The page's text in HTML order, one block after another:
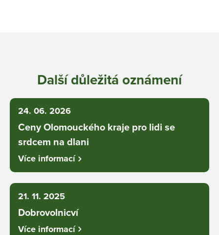
Další důležitá oznámení
24. 06. 2026
Ceny Olomouckého kraje pro lidi se
srdcem na dlani
Více informací
21. 11. 2025
Dobrovolnicví
Více informací